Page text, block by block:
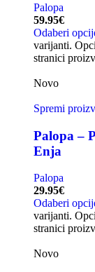
Palopa
59.95€
Odaberi
varijanti.
stranici
Novo
Spremi
Palopa –
Enja
Palopa
29.95€
Odaberi
varijanti.
stranici
Novo